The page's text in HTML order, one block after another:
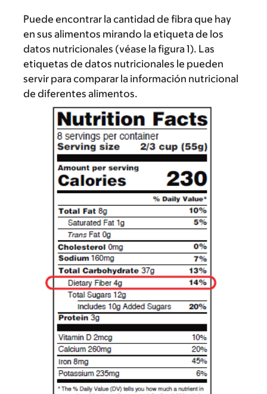
Puede encontrar la cantidad de fibra que hay
en sus alimentos mirando la etiqueta de los
datos nutricionales (véase la figura 1). Las
etiquetas de datos nutricionales le pueden
servir para comparar la información nutricional
de diferentes alimentos.